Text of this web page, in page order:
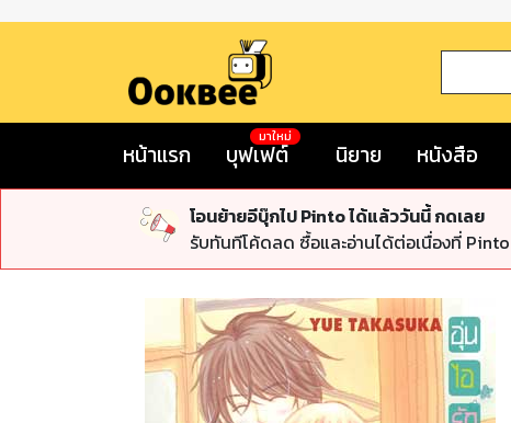
หน้าแรก บุฟเฟต์
มาใหม่
นิยาย หนังสือ
โอนย้ายอีบุ๊กไป Pinto ได้แล้ววันนี้ กดเลย
รับทันทีโค้ดลด ซื้อและอ่านได้ต่อเนื่องที่ Pinto